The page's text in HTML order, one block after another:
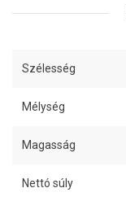
Szélesség
Mélység
Magasság
Nettó súly